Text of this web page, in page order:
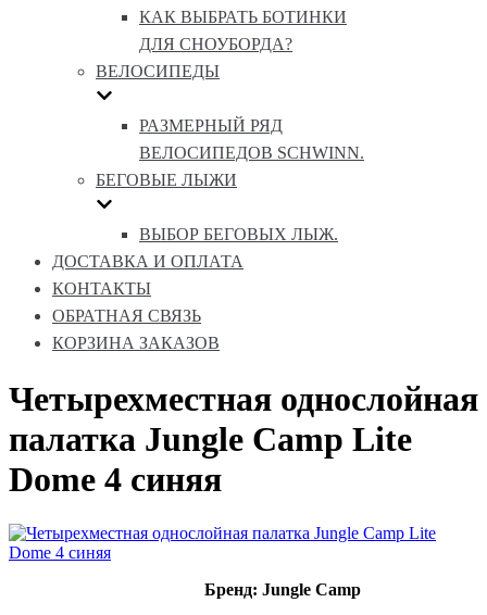
КАК ВЫБРАТЬ БОТИНКИ
ДЛЯ СНОУБОРДА?
ВЕЛОСИПЕДЫ
РАЗМЕРНЫЙ РЯД
ВЕЛОСИПЕДОВ SCHWINN.
БЕГОВЫЕ ЛЫЖИ
ВЫБОР БЕГОВЫХ ЛЫЖ.
ДОСТАВКА И ОПЛАТА
КОНТАКТЫ
ОБРАТНАЯ СВЯЗЬ
КОРЗИНА ЗАКАЗОВ
Четырехместная однослойная
палатка Jungle Camp Lite
Dome 4 синяя
Бренд: Jungle Camp